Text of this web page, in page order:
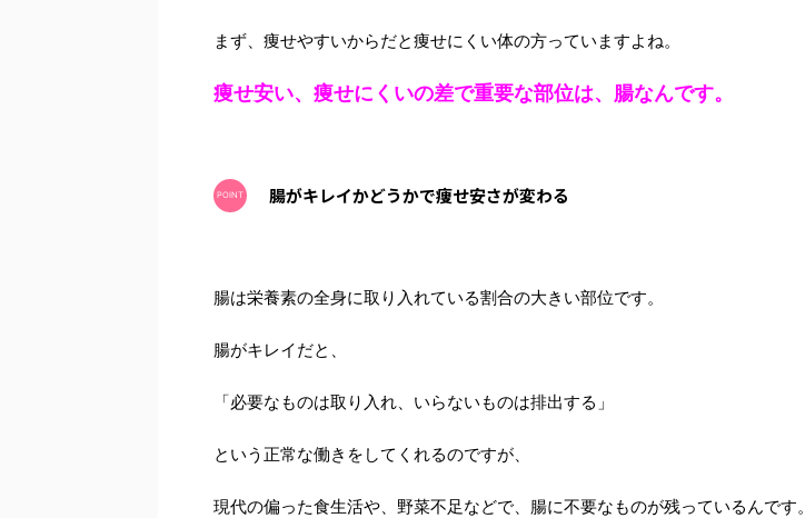
まず、痩せやすいからだと痩せにくい体の方っていますよね。
痩せ安い、痩せにくいの差で重要な部位は、腸なんです。
腸がキレイかどうかで痩せ安さが変わる
腸は栄養素の全身に取り入れている割合の大きい部位です。
腸がキレイだと、
「必要なものは取り入れ、いらないものは排出する」
という正常な働きをしてくれるのですが、
現代の偏った食生活や、野菜不足などで、腸に不要なものが残っているんです。